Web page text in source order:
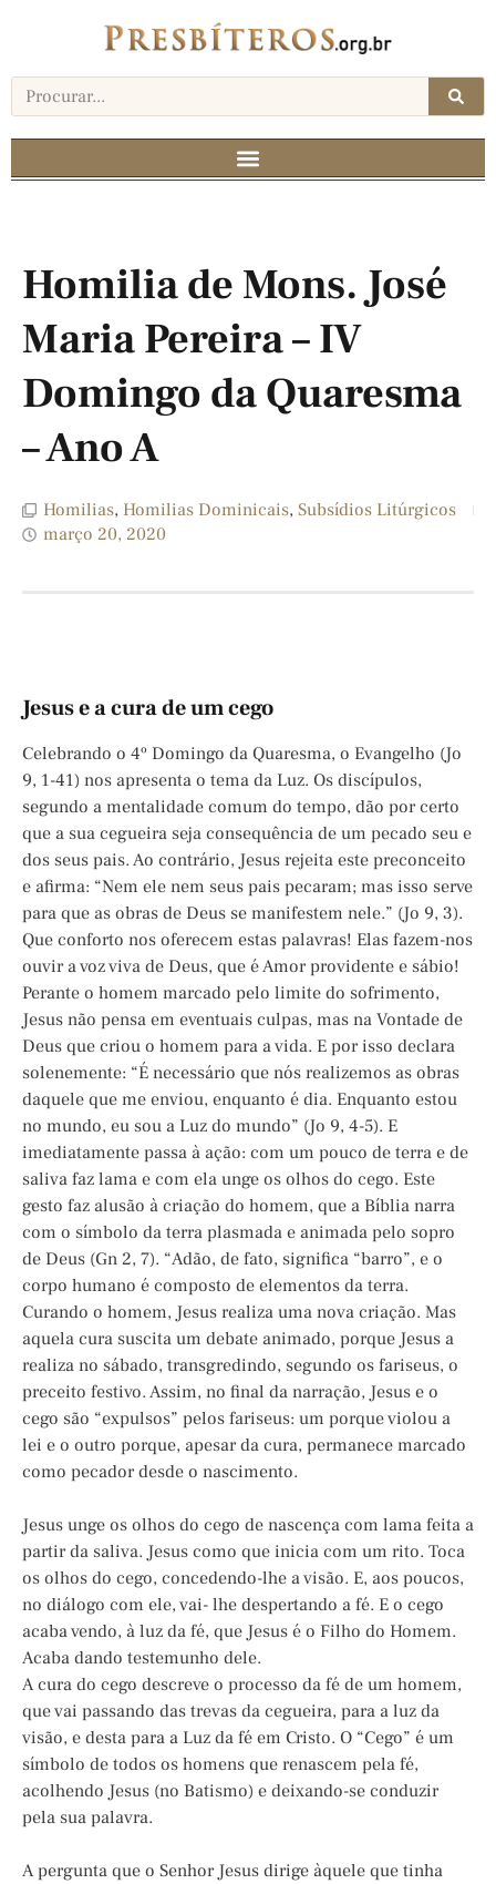
Homilia de Mons. José
Maria Pereira – IV
Domingo da Quaresma
– Ano A
Homilias, Homilias Dominicais, Subsídios Litúrgicos
março 20, 2020
Jesus e a cura de um cego
Celebrando o 4º Domingo da Quaresma, o Evangelho (Jo
9, 1-41) nos apresenta o tema da Luz. Os discípulos,
segundo a mentalidade comum do tempo, dão por certo
que a sua cegueira seja consequência de um pecado seu e
dos seus pais. Ao contrário, Jesus rejeita este preconceito
e afirma: “Nem ele nem seus pais pecaram; mas isso serve
para que as obras de Deus se manifestem nele.” (Jo 9, 3).
Que conforto nos oferecem estas palavras! Elas fazem-nos
ouvir a voz viva de Deus, que é Amor providente e sábio!
Perante o homem marcado pelo limite do sofrimento,
Jesus não pensa em eventuais culpas, mas na Vontade de
Deus que criou o homem para a vida. E por isso declara
solenemente: “É necessário que nós realizemos as obras
daquele que me enviou, enquanto é dia. Enquanto estou
no mundo, eu sou a Luz do mundo” (Jo 9, 4-5). E
imediatamente passa à ação: com um pouco de terra e de
saliva faz lama e com ela unge os olhos do cego. Este
gesto faz alusão à criação do homem, que a Bíblia narra
com o símbolo da terra plasmada e animada pelo sopro
de Deus (Gn 2, 7). “Adão, de fato, significa “barro”, e o
corpo humano é composto de elementos da terra.
Curando o homem, Jesus realiza uma nova criação. Mas
aquela cura suscita um debate animado, porque Jesus a
realiza no sábado, transgredindo, segundo os fariseus, o
preceito festivo. Assim, no final da narração, Jesus e o
cego são “expulsos” pelos fariseus: um porque violou a
lei e o outro porque, apesar da cura, permanece marcado
como pecador desde o nascimento.
Jesus unge os olhos do cego de nascença com lama feita a
partir da saliva. Jesus como que inicia com um rito. Toca
os olhos do cego, concedendo-lhe a visão. E, aos poucos,
no diálogo com ele, vai- lhe despertando a fé. E o cego
acaba vendo, à luz da fé, que Jesus é o Filho do Homem.
Acaba dando testemunho dele.
A cura do cego descreve o processo da fé de um homem,
que vai passando das trevas da cegueira, para a luz da
visão, e desta para a Luz da fé em Cristo. O “Cego” é um
símbolo de todos os homens que renascem pela fé,
acolhendo Jesus (no Batismo) e deixando-se conduzir
pela sua palavra.
A pergunta que o Senhor Jesus dirige àquele que tinha